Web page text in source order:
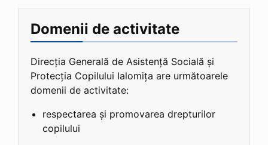
Domenii de activitate
Direcția Generală de Asistență Socială și
Protecția Copilului Ialomița are următoarele
domenii de activitate:
respectarea și promovarea drepturilor
copilului